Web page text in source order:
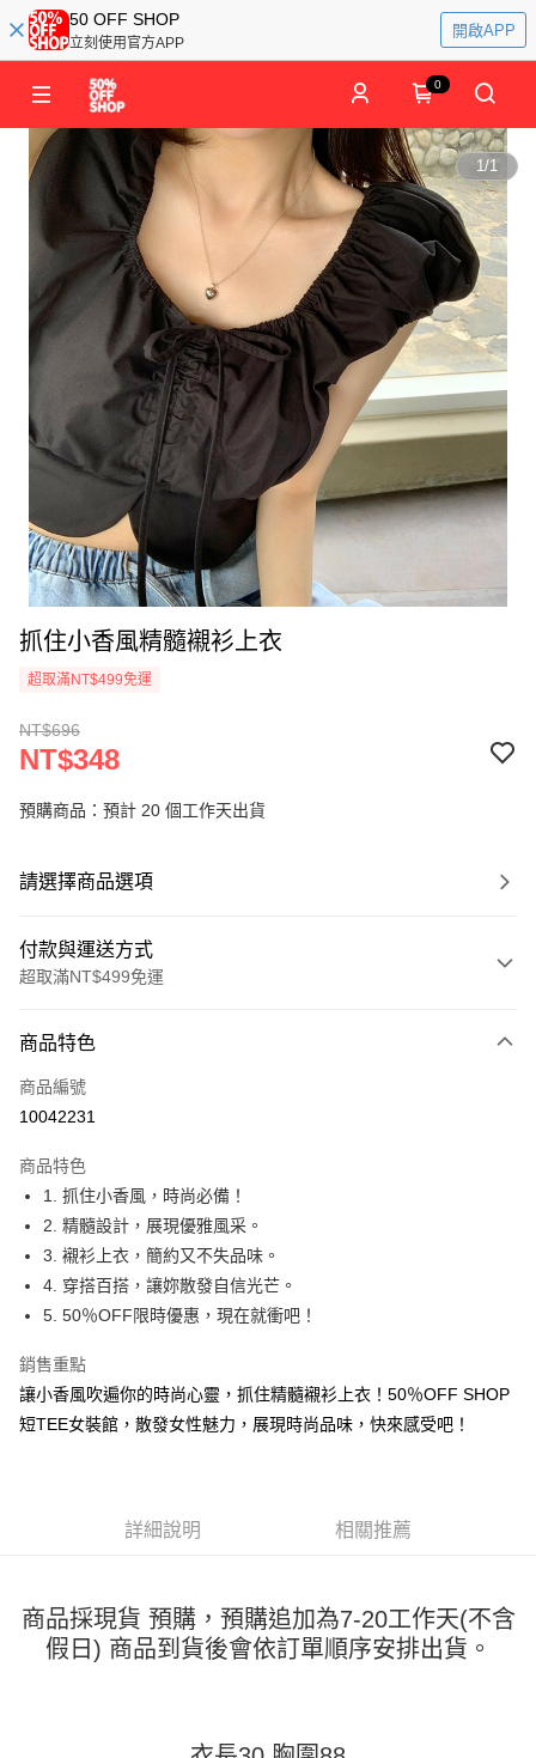
50 OFF SHOP
立刻使用官方APP
開啟APP
0
1/1
抓住小香風精髓襯衫上衣
超取滿NT$499免運
NT$696
NT$348
預購商品：預計 20 個工作天出貨
請選擇商品選項
付款與運送方式
超取滿NT$499免運
信用卡一次付款
超商取貨付款
Apple Pay
街口支付
悠遊付
Google Pay
全盈+PAY
流程，驗證手機門號後，選擇欲分期的期數、繳款截止日，確認付款後即完
消。如遇「轉專審核」未通過狀況，表示未達大哥付你分期系統評分，恕無
法說明評估內容。
【繳款方式說明】
帳／街口支付／iPASS MONEY」等通路繳費。
【關於「AFTEE先享後付」】
１．簡單：不需註冊會員、不需綁卡、不需儲值。
２．便利：只要手機號碼，簡訊認證，即可結帳。
３．安心：先確認商品／服務後，再付款。
運送方式
全家取貨付款
商品特色
商品編號
10042231
商品特色
1. 抓住小香風，時尚必備！
2. 精髓設計，展現優雅風采。
3. 襯衫上衣，簡約又不失品味。
4. 穿搭百搭，讓妳散發自信光芒。
5. 50％OFF限時優惠，現在就衝吧！
銷售重點
讓小香風吹遍你的時尚心靈，抓住精髓襯衫上衣！50％OFF SHOP
短TEE女裝館，散發女性魅力，展現時尚品味，快來感受吧！
詳細說明 相關推薦
商品採現貨 預購，預購追加為7-20工作天(不含
假日) 商品到貨後會依訂單順序安排出貨。